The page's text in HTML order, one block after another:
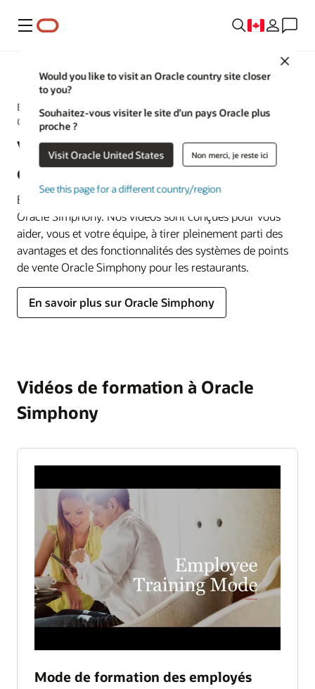
Menu
Close
Would you like to visit an Oracle country site closer
to you?
Souhaitez-vous visiter le site d’un pays Oracle plus
proche ?
Visit Oracle United States Non merci, je reste ici
See this page for a different country/region
MICROS
Exploiter toute la puissance des systèmes de points de vente
Oracle Simphony
Vidéos de formation aux solutions
de points de vente Simphony
Bienvenue dans la bibliothèque de vidéos de formation à
Oracle Simphony. Nos vidéos sont conçues pour vous
aider, vous et votre équipe, à tirer pleinement parti des
avantages et des fonctionnalités des systèmes de points
de vente Oracle Simphony pour les restaurants.
En savoir plus sur Oracle Simphony
Vidéos de formation à Oracle
Simphony
Mode de formation des employés